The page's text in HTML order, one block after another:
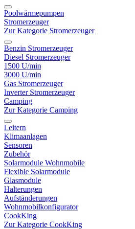
Poolwärmepumpen
Stromerzeuger
Zur Kategorie Stromerzeuger
Benzin Stromerzeuger
Diesel Stromerzeuger
1500 U/min
3000 U/min
Gas Stromerzeuger
Inverter Stromerzeuger
Camping
Zur Kategorie Camping
Leitern
Klimaanlagen
Sensoren
Zubehör
Solarmodule Wohnmobile
Flexible Solarmodule
Glasmodule
Halterungen
Aufständerungen
Wohnmobilkonfigurator
CookKing
Zur Kategorie CookKing